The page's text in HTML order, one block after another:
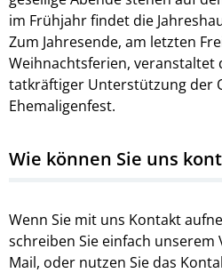
im Frühjahr findet die
Zum Jahresende, am letzten
Weihnachtsferien, veranstaltet
tatkräftiger Unterstützung der
Ehemaligenfest.
Wie können Sie uns
Wenn Sie mit uns Kontakt
schreiben Sie einfach unserem
Mail, oder nutzen Sie das